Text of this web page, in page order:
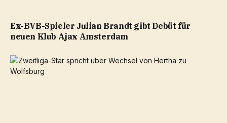
Ex-BVB-Spieler Julian Brandt gibt Debüt für
neuen Klub Ajax Amsterdam